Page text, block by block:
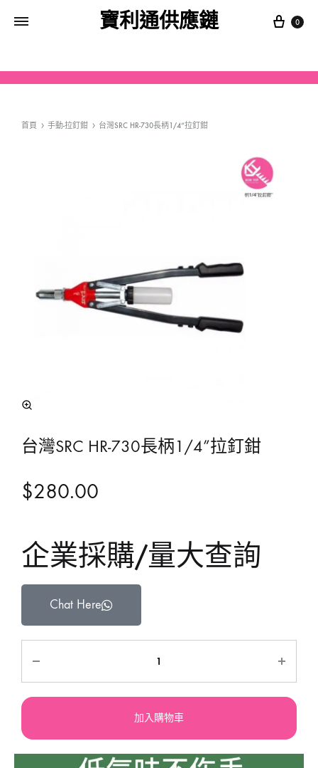
寶利通供應鏈 0
首頁 手動-拉釘鉗 台灣SRC HR-730長柄1/4”拉釘鉗
台灣SRC HR-730長柄1/4”拉釘鉗
$280.00
企業採購/量大查詢
Chat Here
加入購物車